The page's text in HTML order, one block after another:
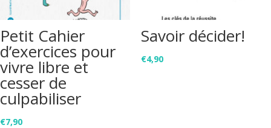
Petit Cahier
d’exercices pour
vivre libre et
cesser de
culpabiliser
€7,90
Savoir décider!
€4,90